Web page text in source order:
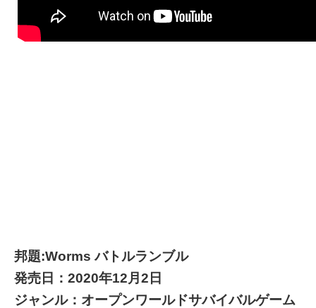
邦題:Worms バトルランブル
発売日：2020年12月2日
ジャンル：オープンワールドサバイバルゲーム